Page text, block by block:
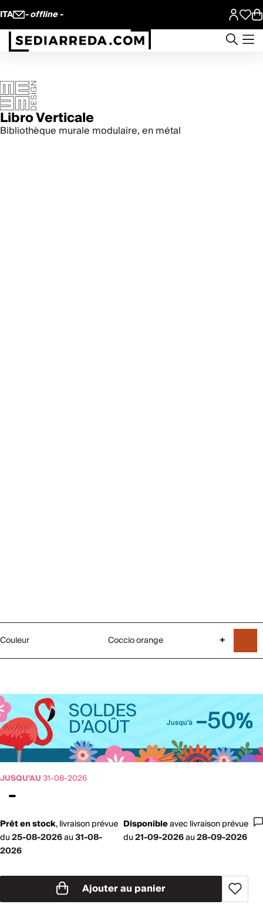
ITA - offline -
Libro Verticale
Bibliothèque murale modulaire, en métal
Couleur Coccio orange +
JUSQU'AU31-08-2026
Prêt en stock,livraison prévue
du25-08-2026au31-08-
2026
Disponibleaveclivraison prévue
du21-09-2026au28-09-2026
Ajouter au panier